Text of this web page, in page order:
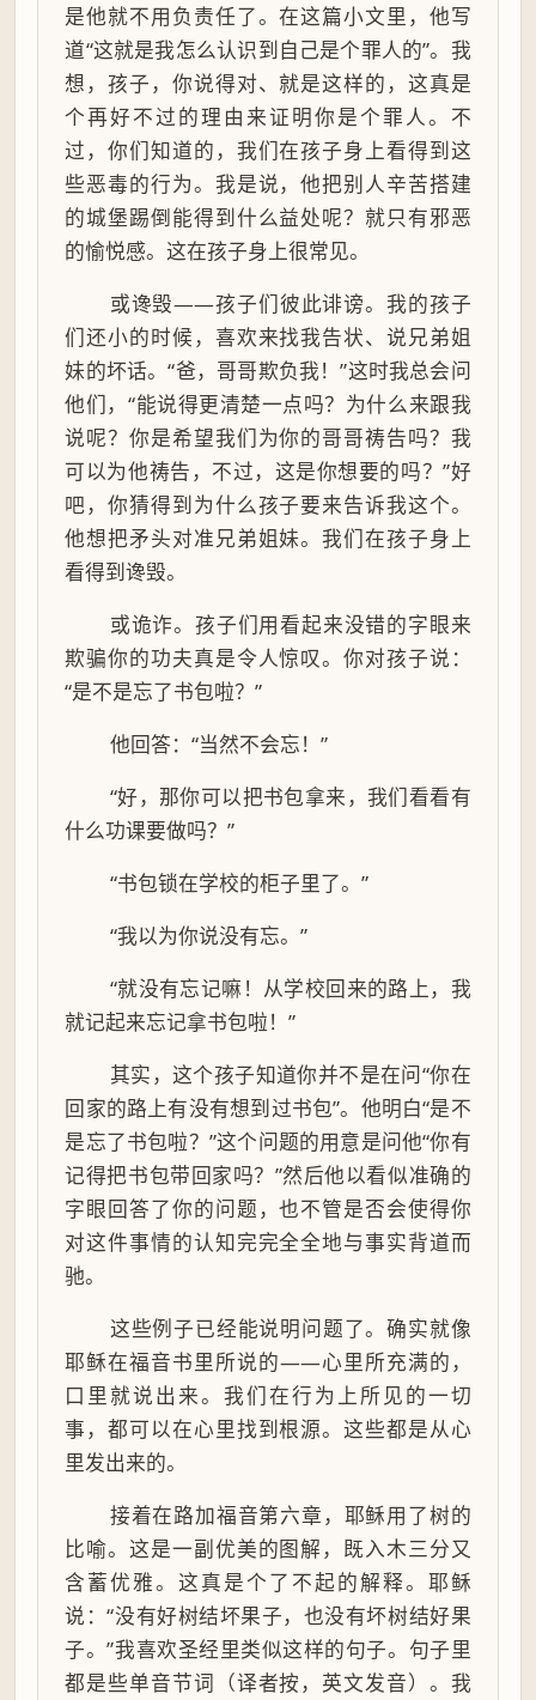
是他就不用负责任了。在这篇小文里，他写
道“这就是我怎么认识到自己是个罪人的”。我
想，孩子，你说得对、就是这样的，这真是
个再好不过的理由来证明你是个罪人。不
过，你们知道的，我们在孩子身上看得到这
些恶毒的行为。我是说，他把别人辛苦搭建
的城堡踢倒能得到什么益处呢？就只有邪恶
的愉悦感。这在孩子身上很常见。
或谗毁——孩子们彼此诽谤。我的孩子
们还小的时候，喜欢来找我告状、说兄弟姐
妹的坏话。“爸，哥哥欺负我！”这时我总会问
他们，“能说得更清楚一点吗？为什么来跟我
说呢？你是希望我们为你的哥哥祷告吗？我
可以为他祷告，不过，这是你想要的吗？”好
吧，你猜得到为什么孩子要来告诉我这个。
他想把矛头对准兄弟姐妹。我们在孩子身上
看得到谗毁。
或诡诈。孩子们用看起来没错的字眼来
欺骗你的功夫真是令人惊叹。你对孩子说：
“是不是忘了书包啦？”
他回答：“当然不会忘！”
“好，那你可以把书包拿来，我们看看有
什么功课要做吗？”
“书包锁在学校的柜子里了。”
“我以为你说没有忘。”
“就没有忘记嘛！从学校回来的路上，我
就记起来忘记拿书包啦！”
其实，这个孩子知道你并不是在问“你在
回家的路上有没有想到过书包”。他明白“是不
是忘了书包啦？”这个问题的用意是问他“你有
记得把书包带回家吗？”然后他以看似准确的
字眼回答了你的问题，也不管是否会使得你
对这件事情的认知完完全全地与事实背道而
驰。
这些例子已经能说明问题了。确实就像
耶稣在福音书里所说的——心里所充满的，
口里就说出来。我们在行为上所见的一切
事，都可以在心里找到根源。这些都是从心
里发出来的。
接着在路加福音第六章，耶稣用了树的
比喻。这是一副优美的图解，既入木三分又
含蓄优雅。这真是个了不起的解释。耶稣
说：“没有好树结坏果子，也没有坏树结好果
子。”我喜欢圣经里类似这样的句子。句子里
都是些单音节词（译者按，英文发音）。我